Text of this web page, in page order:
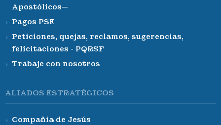
Apostólicos—
Pagos PSE
Peticiones, quejas, reclamos, sugerencias,
felicitaciones - PQRSF
Trabaje con nosotros
ALIADOS ESTRATÉGICOS
Compañía de Jesús